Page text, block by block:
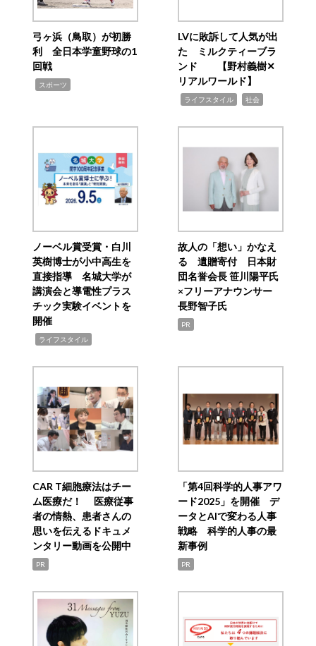
弓ヶ浜（鳥取）が初勝
利 全日本学童野球の1
回戦
スポーツ
LVに敗訴して人気が出
た ミルクティーブラ
ンド 【野村義樹✕
リアルワールド】
ライフスタイル 社会
ノーベル賞受賞・白川
英樹博士が小中高生を
直接指導 名城大学が
講演会と導電性プラス
チック実験イベントを
開催
ライフスタイル
故人の「想い」かなえ
る 遺贈寄付 日本財
団名誉会長 笹川陽平氏
×フリーアナウンサー
長野智子氏
PR
CAR T細胞療法はチー
ム医療だ！ 医療従事
者の情熱、患者さんの
思いを伝えるドキュメ
ンタリー動画を公開中
PR
「第4回科学的人事アワ
ード2025」を開催 デ
ータとAIで変わる人事
戦略 科学的人事の最
新事例
PR